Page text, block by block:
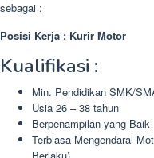
sebagai :
Posisi Kerja : Kurir Motor
Kualifikasi :
Min. Pendidikan SMK/
Usia 26 – 38 tahun
Berpenampilan yang Baik
Terbiasa Mengendarai